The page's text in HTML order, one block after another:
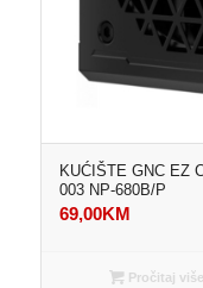
KUĆIŠTE GNC EZ
003 NP-680B/P
69,00KM
Pročitaj više